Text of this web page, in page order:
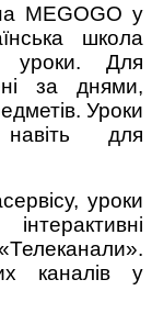
MEGOGO у
школа
уроки. Для
за днями,
Уроки
для
уроки
каналів у